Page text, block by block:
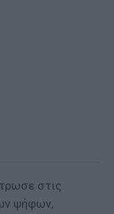
στις
ψήφων,